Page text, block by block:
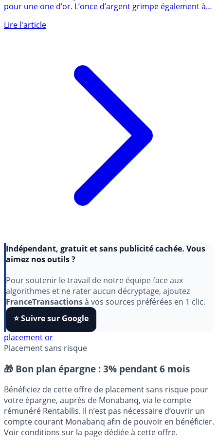
pour une one d’or. L’once d’argent grimpe également à
aimez nos outils ?
Pour soutenir le travail de notre équipe face aux
algorithmes et ne rater aucun décryptage, ajoutez
FranceTransactionsà vos sources préférées en 1 clic.
⭐️ Suivre sur Google
Placement sans risque
🎁 Bon plan épargne : 3% pendant 6 mois
Bénéficiez de cette offre de placement sans risque pour
votre épargne, auprès de Monabanq, via le compte
rémunéré Rentabilis. Il n’est pas nécessaire d’ouvrir un